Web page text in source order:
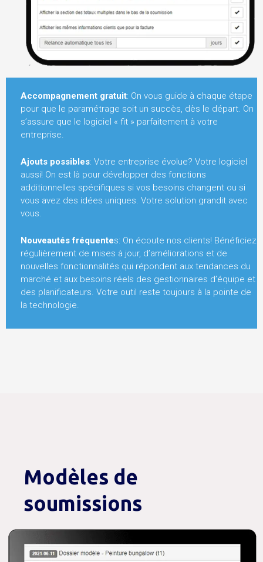
Accompagnement gratuit: On vous guide à chaque étape
pour que le paramétrage soit un succès, dès le départ. On
s’assure que le logiciel « fit » parfaitement à votre
entreprise.
Ajouts possibles: Votre entreprise évolue? Votre logiciel
aussi! On est là pour développer des fonctions
additionnelles spécifiques si vos besoins changent ou si
vous avez des idées uniques. Votre solution grandit avec
vous.
Nouveautés fréquentes: On écoute nos clients! Bénéficiez
régulièrement de mises à jour, d’améliorations et de
nouvelles fonctionnalités qui répondent aux tendances du
marché et aux besoins réels des gestionnaires d’équipe et
des planificateurs. Votre outil reste toujours à la pointe de
la technologie.
Modèles de
soumissions